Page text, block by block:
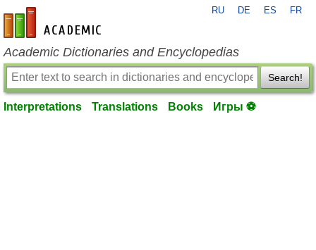
en-academic.com
RU DE ES FR
Academic Dictionaries and Encyclopedias
Search!
Interpretations Translations Books Игры ⚽